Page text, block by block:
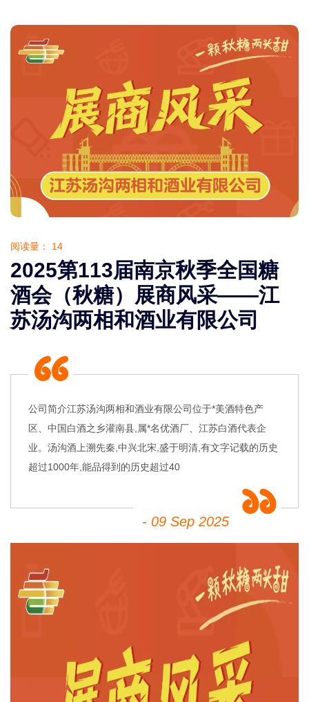
阅读量： 14
2025第113届南京秋季全国糖
酒会（秋糖）展商风采——江
苏汤沟两相和酒业有限公司
公司简介江苏汤沟两相和酒业有限公司位于*美酒特色产
区、中国白酒之乡灌南县,属*名优酒厂、江苏白酒代表企
业。汤沟酒上溯先秦,中兴北宋,盛于明清,有文字记载的历史
超过1000年,能品得到的历史超过40
- 09 Sep 2025